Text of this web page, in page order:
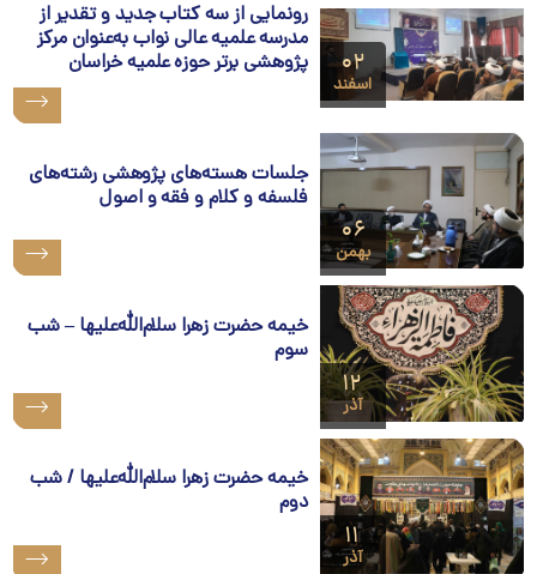
۰۲
اسفند
رونمایی از سه کتاب جدید و تقدیر از
مدرسه علمیه عالی نواب به‌عنوان مرکز
پژوهشی برتر حوزه علمیه خراسان
۰۶
بهمن
جلسات هسته‌های پژوهشی رشته‌های
فلسفه و کلام و فقه و اصول
۱۲
آذر
خیمه حضرت زهرا سلام‌الله‌علیها – شب
سوم
۱۱
آذر
خیمه حضرت زهرا سلام‌الله‌علیها / شب
دوم